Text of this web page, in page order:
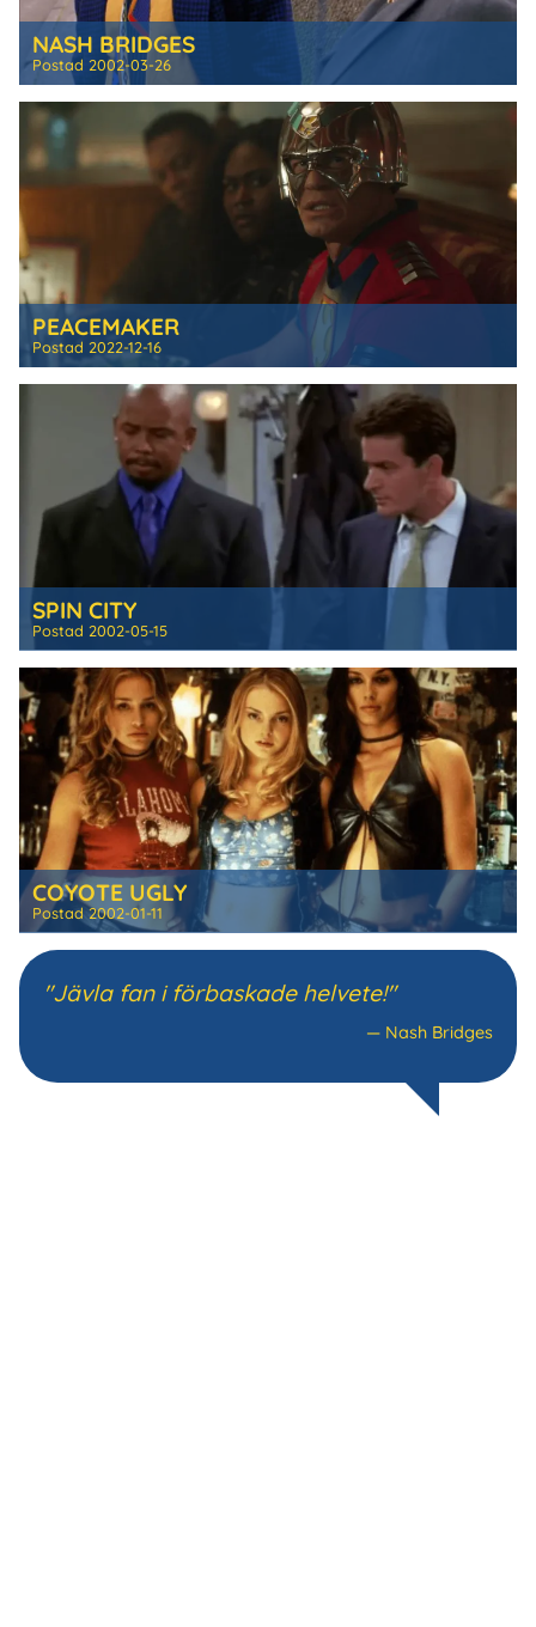
NASH BRIDGES
Postad 2002-03-26
PEACEMAKER
Postad 2022-12-16
SPIN CITY
Postad 2002-05-15
COYOTE UGLY
Postad2002-01-11
"Jävla fan i förbaskade helvete!"
— Nash Bridges